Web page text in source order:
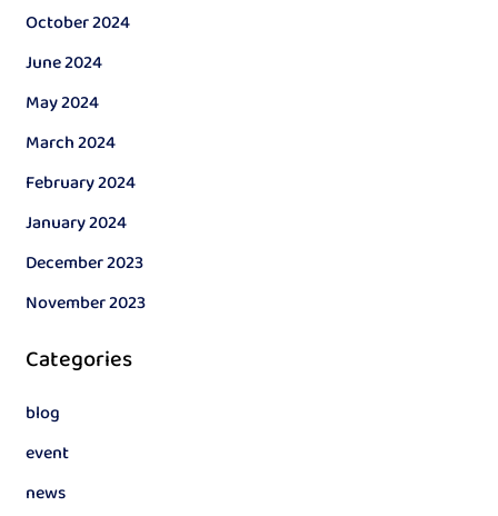
October 2024
June 2024
May 2024
March 2024
February 2024
January 2024
December 2023
November 2023
Categories
blog
event
news